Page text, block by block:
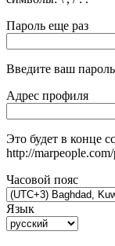
Пароль еще раз
Введите ваш
Адрес профиля
Это будет в конце
http://
Часовой пояс
Язык